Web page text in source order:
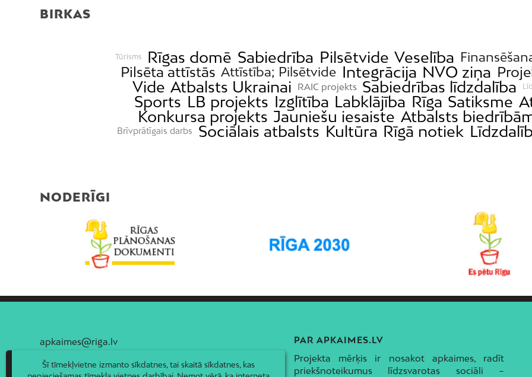
BIRKAS
Tūrisms Rīgas domē Sabiedrība Pilsētvide Veselība
Pilsēta attīstās Attīstība; Pilsētvide Integrācija NVO ziņa
Vide Atbalsts Ukrainai RAIC projekts Sabiedrības līdzdalība
Sports LB projekts Izglītība Labklājība Rīga Satiksme
Konkursa projekts Jauniešu iesaiste Atbalsts
Brīvprātīgais darbs Sociālais atbalsts Kultūra Rīgā notiek
NODERĪGI
apkaimes@riga.lv PAR APKAIMES.LV
Projekta mērķis ir nosakot apkaimes, radīt
priekšnoteikumus līdzsvarotas sociāli –
Šī tīmekļvietne izmanto sīkdatnes, tai skaitā sīkdatnes, kas